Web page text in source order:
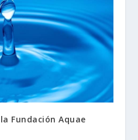
Fundación Aquae